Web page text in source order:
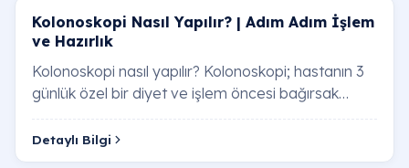
göre değişiklik gösterir. Ankara'daki modern
ünitelerimizde güncel maliyetler hakkında bilgi
almak içinEndoskopi Fiyatları Ankara formunu
doldurabilirsiniz.
Kolonoskopi ücretleri neye göre belirlenir?
Kolonoskopi Nasıl Yapılır? | Adım Adım İşlem
ve Hazırlık
Kolonoskopi nasıl yapılır? Kolonoskopi; hastanın 3
günlük özel bir diyet ve işlem öncesi bağırsak
temizliği (müshil…
Detaylı Bilgi